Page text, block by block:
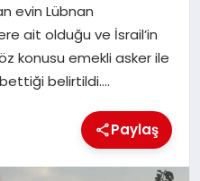
evin Lübnan
ait olduğu ve İsrail’in
konusu emekli asker ile
belirtildi….
Paylaş